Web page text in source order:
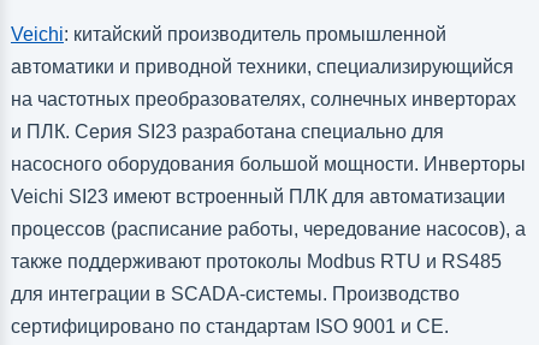
Veichi: китайский производитель промышленной
автоматики и приводной техники, специализирующийся
на частотных преобразователях, солнечных инверторах
и ПЛК. Серия SI23 разработана специально для
насосного оборудования большой мощности. Инверторы
Veichi SI23 имеют встроенный ПЛК для автоматизации
процессов (расписание работы, чередование насосов), а
также поддерживают протоколы Modbus RTU и RS485
для интеграции в SCADA-системы. Производство
сертифицировано по стандартам ISO 9001 и CE.